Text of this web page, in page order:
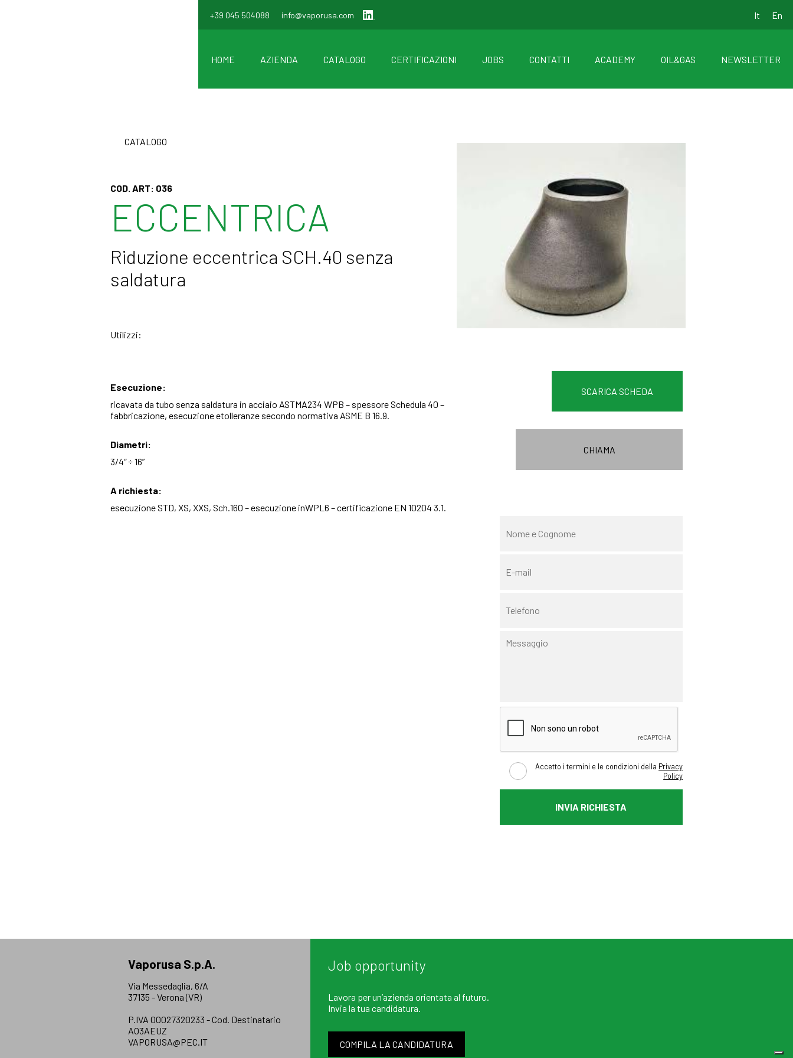
+39 045 504088 info@vaporusa.com It En
HOME AZIENDA CATALOGO CERTIFICAZIONI JOBS CONTATTI ACADEMY OIL&GAS NEWSLETTER
CATALOGO
COD. ART: 036
ECCENTRICA
Riduzione eccentrica SCH.40 senza
saldatura
Utilizzi:
Esecuzione:
ricavata da tubo senza saldatura in acciaio ASTMA234 WPB – spessore Schedula 40 –
fabbricazione, esecuzione etolleranze secondo normativa ASME B 16.9.
Diametri:
3/4″ ÷ 16”
A richiesta:
esecuzione STD, XS, XXS, Sch.160 – esecuzione inWPL6 – certificazione EN 10204 3.1.
SCARICA SCHEDA
CHIAMA
Accetto i termini e le condizioni della Privacy
Policy
INVIA RICHIESTA
Vaporusa S.p.A.
Via Messedaglia, 6/A
37135 - Verona (VR)
P.IVA 00027320233 - Cod. Destinatario
AO3AEUZ
VAPORUSA@PEC.IT
Job opportunity
Lavora per un’azienda orientata al futuro.
Invia la tua candidatura.
COMPILA LA CANDIDATURA